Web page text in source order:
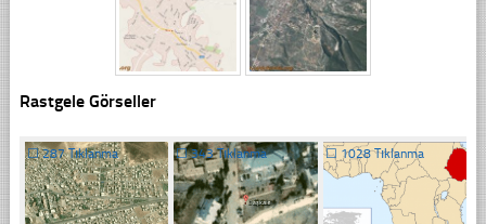
Rastgele Görseller
☐287 Tıklanma ☐343 Tıklanma ☐ 1028 Tıklanma